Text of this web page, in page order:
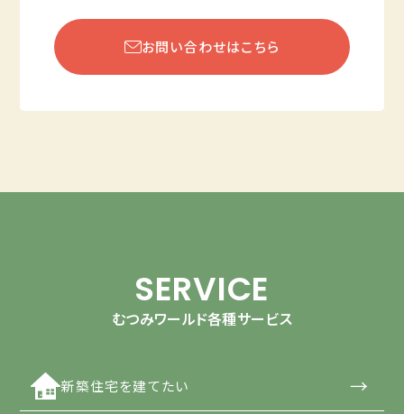
お問い合わせはこちら
SERVICE
むつみワールド各種サービス
新築住宅を建てたい →